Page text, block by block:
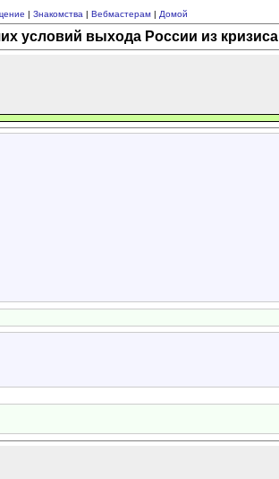
| Знакомства | Вебмастерам| Домой
условий выхода России из кризиса